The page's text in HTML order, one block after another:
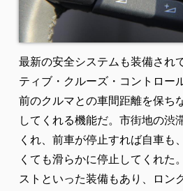
最新の安全システムも装備され
ティブ・クルーズ・コントロー
前のクルマとの車間距離を保ち
してくれる機能だ。市街地の渋
くれ、前車が停止すれば自車も
くても滑らかに停止してくれた
ストといった装備もあり、ロン